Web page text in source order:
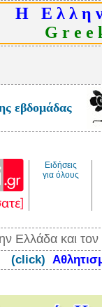
Η Ε λ λ η
G r e e
εβδομάδας
Ειδήσεις
για όλους
Ελλάδα και
(click)